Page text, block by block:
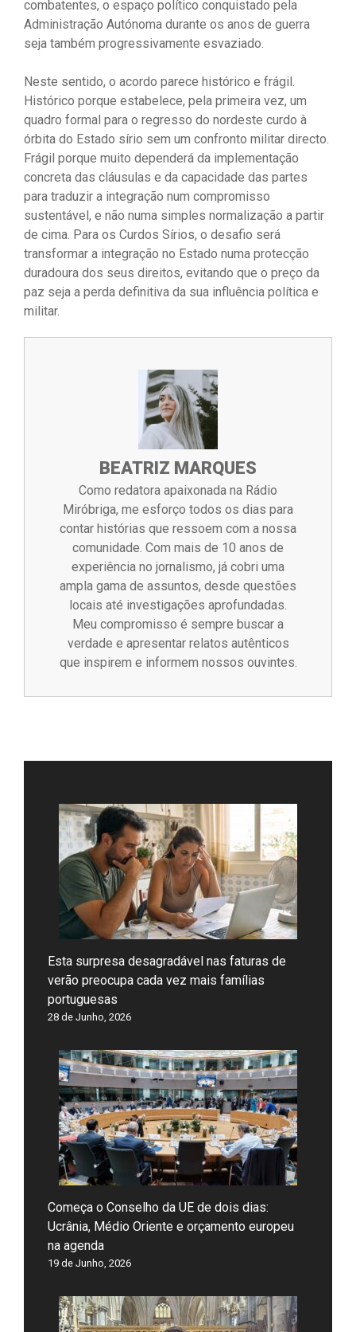
combatentes, o espaço político conquistado pela
Administração Autónoma durante os anos de guerra
seja também progressivamente esvaziado.
Neste sentido, o acordo parece histórico e frágil.
Histórico porque estabelece, pela primeira vez, um
quadro formal para o regresso do nordeste curdo à
órbita do Estado sírio sem um confronto militar directo.
Frágil porque muito dependerá da implementação
concreta das cláusulas e da capacidade das partes
para traduzir a integração num compromisso
sustentável, e não numa simples normalização a partir
de cima. Para os Curdos Sírios, o desafio será
transformar a integração no Estado numa protecção
duradoura dos seus direitos, evitando que o preço da
paz seja a perda definitiva da sua influência política e
militar.
BEATRIZ MARQUES
Como redatora apaixonada na Rádio
Miróbriga, me esforço todos os dias para
contar histórias que ressoem com a nossa
comunidade. Com mais de 10 anos de
experiência no jornalismo, já cobri uma
ampla gama de assuntos, desde questões
locais até investigações aprofundadas.
Meu compromisso é sempre buscar a
verdade e apresentar relatos autênticos
que inspirem e informem nossos ouvintes.
Esta surpresa desagradável nas faturas de
verão preocupa cada vez mais famílias
portuguesas
28 de Junho, 2026
Começa o Conselho da UE de dois dias:
Ucrânia, Médio Oriente e orçamento europeu
na agenda
19 de Junho, 2026